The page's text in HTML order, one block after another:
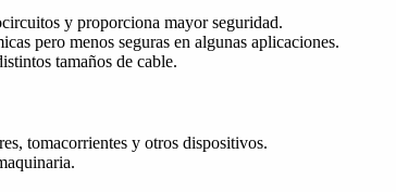
y proporciona mayor seguridad.
pero menos seguras en algunas aplicaciones.
tamaños de cable.
tomacorrientes y otros dispositivos.